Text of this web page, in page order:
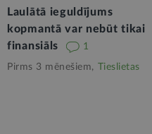
Laulātā ieguldījums
kopmantā var nebūt tikai
finansiāls
1
Pirms 3 mēnešiem, Tieslietas